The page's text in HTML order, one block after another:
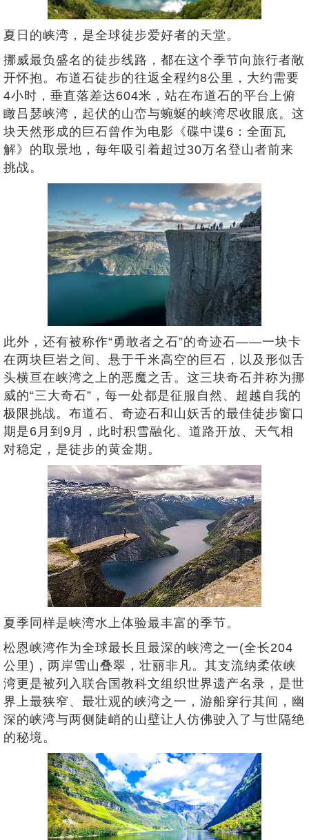
夏日的峡湾，是全球徒步爱好者的天堂。
挪威最负盛名的徒步线路，都在这个季节向旅行者敞
开怀抱。布道石徒步的往返全程约8公里，大约需要
4小时，垂直落差达604米，站在布道石的平台上俯
瞰吕瑟峡湾，起伏的山峦与蜿蜒的峡湾尽收眼底。这
块天然形成的巨石曾作为电影《碟中谍6：全面瓦
解》的取景地，每年吸引着超过30万名登山者前来
挑战。
此外，还有被称作“勇敢者之石”的奇迹石——一块卡
在两块巨岩之间、悬于千米高空的巨石，以及形似舌
头横亘在峡湾之上的恶魔之舌。这三块奇石并称为挪
威的“三大奇石”，每一处都是征服自然、超越自我的
极限挑战。布道石、奇迹石和山妖舌的最佳徒步窗口
期是6月到9月，此时积雪融化、道路开放、天气相
对稳定，是徒步的黄金期。
夏季同样是峡湾水上体验最丰富的季节。
松恩峡湾作为全球最长且最深的峡湾之一(全长204
公里)，两岸雪山叠翠，壮丽非凡。其支流纳柔依峡
湾更是被列入联合国教科文组织世界遗产名录，是世
界上最狭窄、最壮观的峡湾之一，游船穿行其间，幽
深的峡湾与两侧陡峭的山壁让人仿佛驶入了与世隔绝
的秘境。